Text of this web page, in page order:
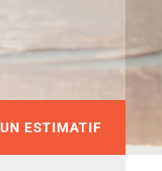
ESTIMATIF